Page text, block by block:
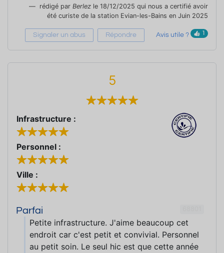
rédigé par Berlez le 18/12/2025 qui nous a certifié avoir
été curiste de la station Evian-les-Bains en Juin 2025
Signaler un abus Répondre Avis utile ? 1
5
Infrastructure :
Personnel :
Ville :
Parfai
Petite infrastructure. J'aime beaucoup cet
endroit car c'est petit et convivial. Personnel
au petit soin. Le seul hic est que cette année